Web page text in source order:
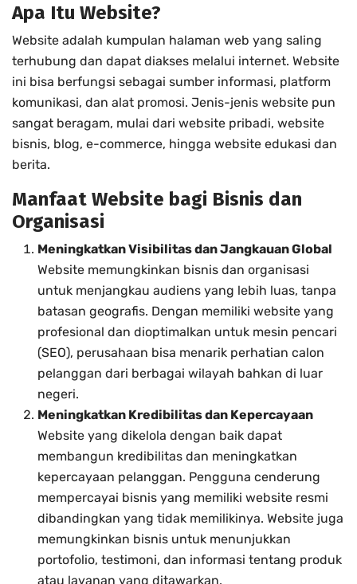
Apa Itu Website?
Website adalah kumpulan halaman web yang saling
terhubung dan dapat diakses melalui internet. Website
ini bisa berfungsi sebagai sumber informasi, platform
komunikasi, dan alat promosi. Jenis-jenis website pun
sangat beragam, mulai dari website pribadi, website
bisnis, blog, e-commerce, hingga website edukasi dan
berita.
Manfaat Website bagi Bisnis dan
Organisasi
Meningkatkan Visibilitas dan Jangkauan Global
Website memungkinkan bisnis dan organisasi
untuk menjangkau audiens yang lebih luas, tanpa
batasan geografis. Dengan memiliki website yang
profesional dan dioptimalkan untuk mesin pencari
(SEO), perusahaan bisa menarik perhatian calon
pelanggan dari berbagai wilayah bahkan di luar
negeri.
Meningkatkan Kredibilitas dan Kepercayaan
Website yang dikelola dengan baik dapat
membangun kredibilitas dan meningkatkan
kepercayaan pelanggan. Pengguna cenderung
mempercayai bisnis yang memiliki website resmi
dibandingkan yang tidak memilikinya. Website juga
memungkinkan bisnis untuk menunjukkan
portofolio, testimoni, dan informasi tentang produk
atau layanan yang ditawarkan.